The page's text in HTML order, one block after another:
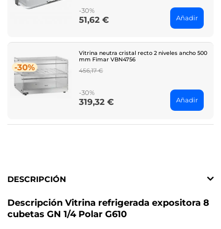
-30%
Price
51,62 € Añadir
-30%
Vitrina neutra cristal recto 2 niveles ancho 500
mm Fimar VBN4756
Regular
456,17 €
-30%
Price
319,32 € Añadir
DESCRIPCIÓN
Descripción Vitrina refrigerada expositora 8
cubetas GN 1/4 Polar G610